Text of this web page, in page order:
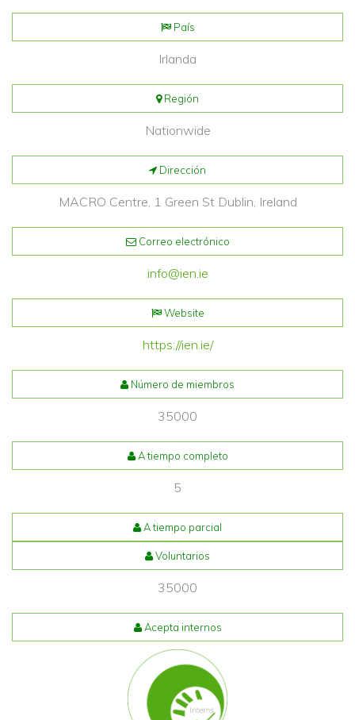
País
Irlanda
Región
Nationwide
Dirección
MACRO Centre, 1 Green St Dublin, Ireland
Correo electrónico
info@ien.ie
Website
https://ien.ie/
Número de miembros
35000
A tiempo completo
5
A tiempo parcial
Voluntarios
35000
Acepta internos